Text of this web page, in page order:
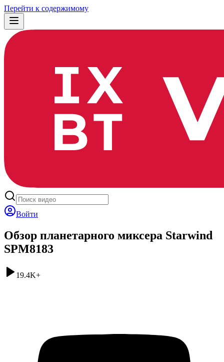
Перейти к содержимому
Войти
Обзор планетарного миксера Starwind
SPM8183
19.4K+